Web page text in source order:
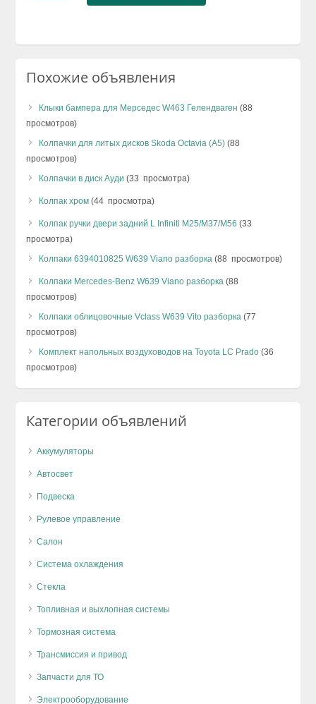
Похожие объявления
Клыки бампера для Мерседес W463 Гелендваген (88
просмотров)
Колпачки для литых дисков Skoda Octavia (A5) (88
просмотров)
Колпачки в диск Ауди (33 просмотра)
Колпак хром (44 просмотра)
Колпак ручки двери задний L Infiniti M25/M37/M56 (33
просмотра)
Колпаки 6394010825 W639 Viano разборка (88 просмотров)
Колпаки Mercedes-Benz W639 Viano разборка (88
просмотров)
Колпаки облицовочные Vclass W639 Vito разборка (77
просмотров)
Комплект напольных воздуховодов на Toyota LC Prado (36
просмотров)
Категории объявлений
Аккумуляторы
Автосвет
Подвеска
Рулевое управление
Салон
Система охлаждения
Стекла
Топливная и выхлопная системы
Тормозная система
Трансмиссия и привод
Запчасти для ТО
Электрооборудование